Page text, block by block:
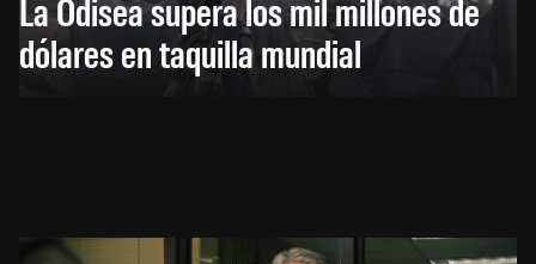
La Odisea supera los mil millones de
dólares en taquilla mundial